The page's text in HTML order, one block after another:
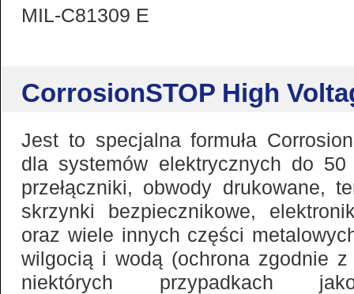
MIL-C81309 E
CorrosionSTOP High
Jest to specjalna formuła
dla systemów elektrycznych do
przełączniki, obwody drukowane,
skrzynki bezpiecznikowe,
oraz wiele innych części
wilgocią i wodą (ochrona zgodnie
niektórych przypadkach